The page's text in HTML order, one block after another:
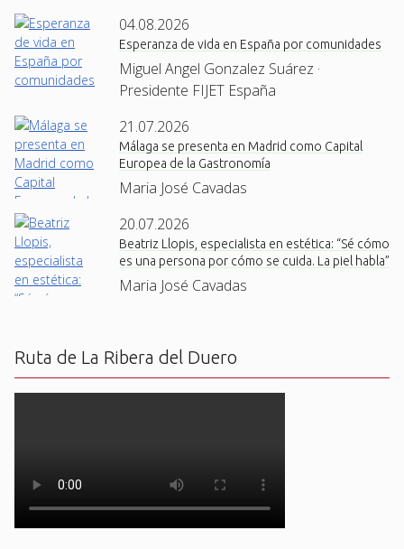
04.08.2026
Esperanza de vida en España por comunidades
Miguel Angel Gonzalez Suárez ·
Presidente FIJET España
21.07.2026
Málaga se presenta en Madrid como Capital
Europea de la Gastronomía
Maria José Cavadas
20.07.2026
Beatriz Llopis, especialista en estética: “Sé cómo
es una persona por cómo se cuida. La piel habla”
Maria José Cavadas
Ruta de La Ribera del Duero